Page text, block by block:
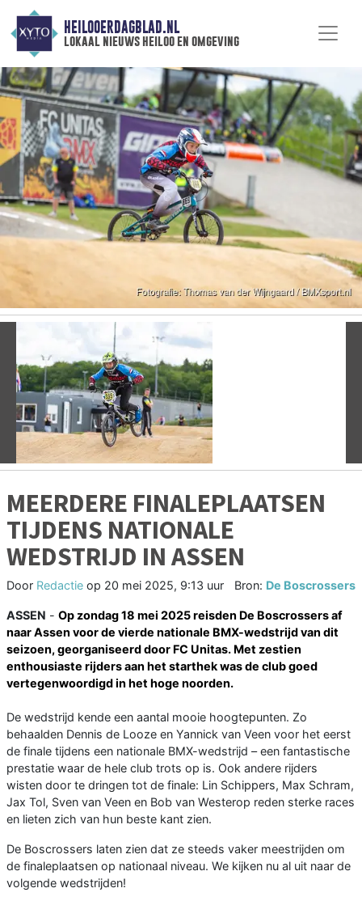
HEILOOERDAGBLAD.NL
lokaal nieuws heiloo en omgeving
Vorige
MEERDERE FINALEPLAATSEN
TIJDENS NATIONALE
WEDSTRIJD IN ASSEN
Door Redactie op 20 mei 2025, 9:13 uur Bron: De Boscrossers
ASSEN - Op zondag 18 mei 2025 reisden De Boscrossers af
naar Assen voor de vierde nationale BMX-wedstrijd van dit
seizoen, georganiseerd door FC Unitas. Met zestien
enthousiaste rijders aan het starthek was de club goed
vertegenwoordigd in het hoge noorden.
De wedstrijd kende een aantal mooie hoogtepunten. Zo
behaalden Dennis de Looze en Yannick van Veen voor het eerst
de finale tijdens een nationale BMX-wedstrijd – een fantastische
prestatie waar de hele club trots op is. Ook andere rijders
wisten door te dringen tot de finale: Lin Schippers, Max Schram,
Jax Tol, Sven van Veen en Bob van Westerop reden sterke races
en lieten zich van hun beste kant zien.
De Boscrossers laten zien dat ze steeds vaker meestrijden om
de finaleplaatsen op nationaal niveau. We kijken nu al uit naar de
volgende wedstrijden!